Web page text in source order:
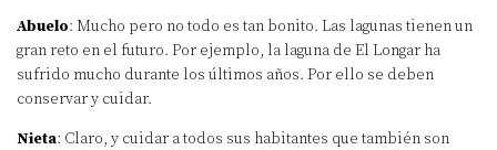
Abuelo: Mucho pero no todo es tan bonito. Las lagunas tienen un
gran reto en el futuro. Por ejemplo, la laguna de El Longar ha
sufrido mucho durante los últimos años. Por ello se deben
conservar y cuidar.
Nieta: Claro, y cuidar a todos sus habitantes que también son